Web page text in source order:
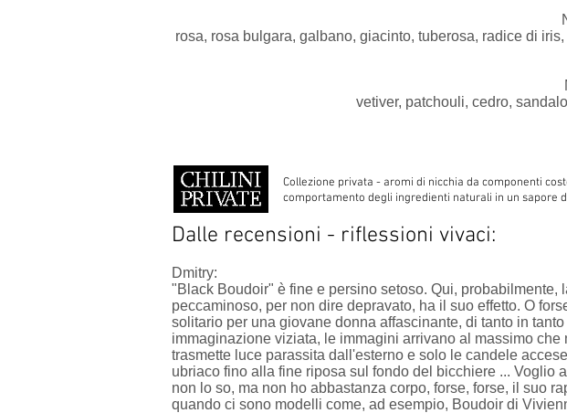
rosa, rosa bulgara, galbano, giacinto, tuberosa, radice di
vetiver, patchouli, cedro,
Collezione privata - aromi di nicchia da componenti
comportamento degli ingredienti naturali in un sapore
Dalle recensioni - riflessioni vivaci:
Dmitry:
"Black Boudoir" è fine e persino setoso. Qui,
peccaminoso, per non dire depravato, ha il suo effetto. O
solitario per una giovane donna affascinante, di tanto in
immaginazione viziata, le immagini arrivano al massimo
trasmette luce parassita dall'esterno e solo le candele
ubriaco fino alla fine riposa sul fondo del bicchiere ... Voglio
non lo so, ma non ho abbastanza corpo, forse, forse, il suo
quando ci sono modelli come, ad esempio, Boudoir di